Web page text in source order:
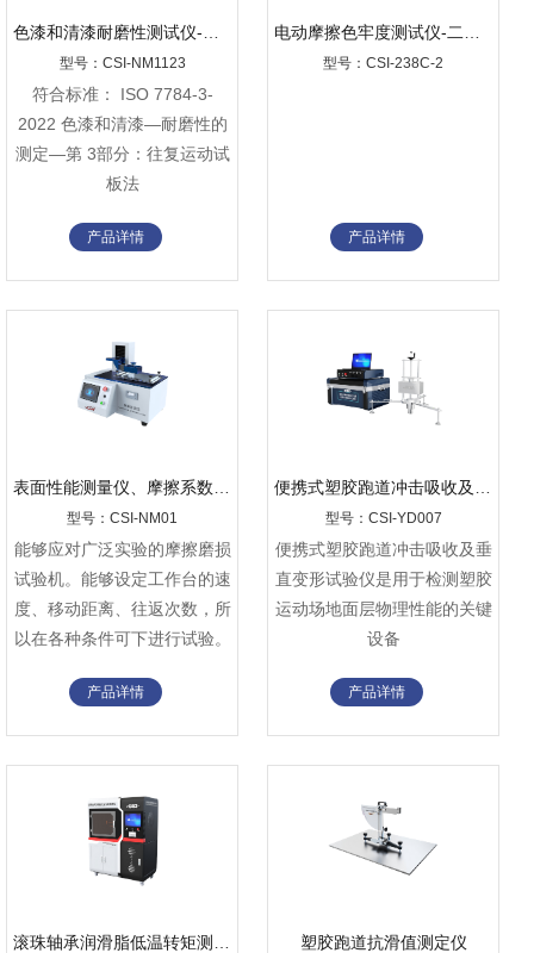
型号：CSI-NM1123
符合标准： ISO 7784-3-
2022 色漆和清漆—耐磨性的
测定—第 3部分：往复运动试
板法
产品详情
型号：CSI-238C-2
产品详情
型号：CSI-NM01
能够应对广泛实验的摩擦磨损
试验机。能够设定工作台的速
度、移动距离、往返次数，所
以在各种条件可下进行试验。
产品详情
型号：CSI-YD007
便携式‌塑胶跑道冲击吸收及垂
直变形试验仪‌是用于检测塑胶
运动场地面层物理性能的关键
设备
产品详情
‌塑胶跑道抗滑值测定仪